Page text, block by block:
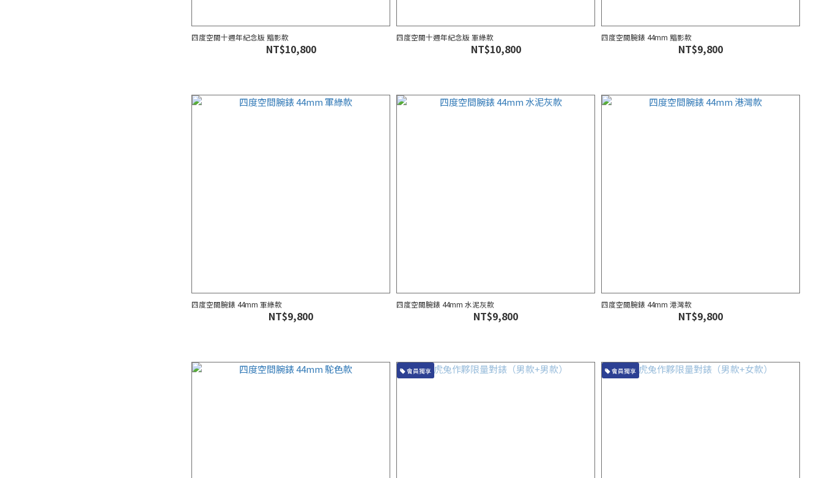
四度空間十週年紀念版 黯影款
NT$10,800
四度空間十週年紀念版 軍綠款
NT$10,800
四度空間腕錶 44mm 黯影款
NT$9,800
四度空間腕錶 44mm 軍綠款
NT$9,800
四度空間腕錶 44mm 水泥灰款
NT$9,800
四度空間腕錶 44mm 港灣款
NT$9,800
會員獨享 會員獨享